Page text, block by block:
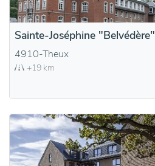
Sainte-Joséphine "Belvédère"
4910-Theux
+19 km